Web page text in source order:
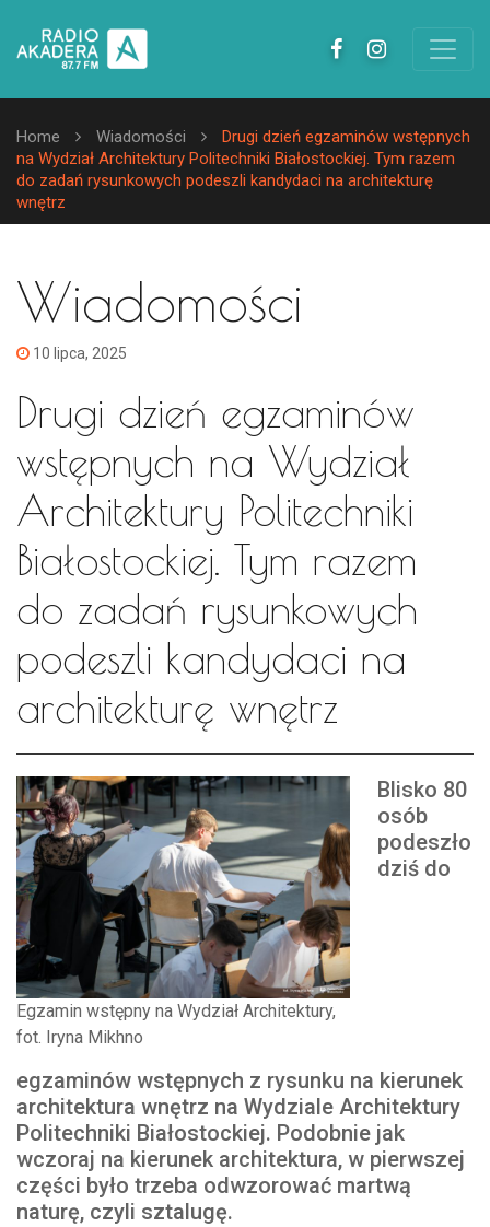
Home Wiadomości
Drugi dzień egzaminów wstępnych
na Wydział Architektury Politechniki Białostockiej. Tym razem
do zadań rysunkowych podeszli kandydaci na architekturę
wnętrz
Wiadomości
10 lipca, 2025
Drugi dzień egzaminów
wstępnych na Wydział
Architektury Politechniki
Białostockiej. Tym razem
do zadań rysunkowych
podeszli kandydaci na
architekturę wnętrz
Egzamin wstępny na Wydział Architektury,
fot. Iryna Mikhno
Blisko 80
osób
podeszło
dziś do
egzaminów wstępnych z rysunku na kierunek
architektura wnętrz na Wydziale Architektury
Politechniki Białostockiej. Podobnie jak
wczoraj na kierunek architektura, w pierwszej
części było trzeba odwzorować martwą
naturę, czyli sztalugę.